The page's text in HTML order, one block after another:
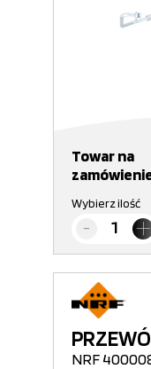
Towar na
Wybierz ilość
NRF